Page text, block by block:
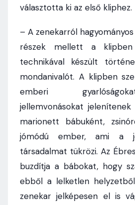
választotta ki az első kliphez.
– A zenekarról
részek mellett a klipben
technikával készült
mondanivalót. A klipben
emberi
jellemvonásokat
marionett bábuként,
jómódú ember, ami a
társadalmat tükrözi. Az
buzdítja a bábokat, hogy
ebből a lelketlen
zenekar jelképesen el is